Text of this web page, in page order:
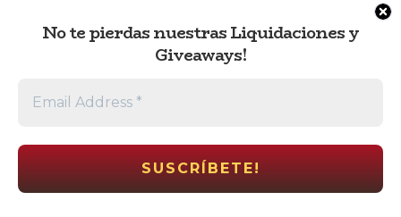
No te pierdas nuestras Liquidaciones y
Giveaways!
info@electrocr.tech
Escríbenos al Whatsapp